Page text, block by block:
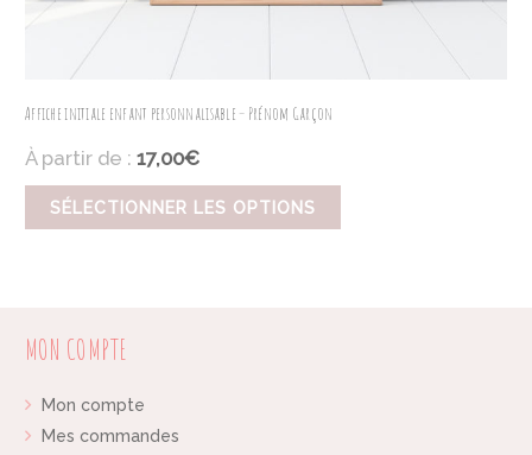
Affiche initiale enfant personnalisable – Prénom Garçon
À partir de : 17,00€
SÉLECTIONNER LES OPTIONS
MON COMPTE
Mon compte
Mes commandes